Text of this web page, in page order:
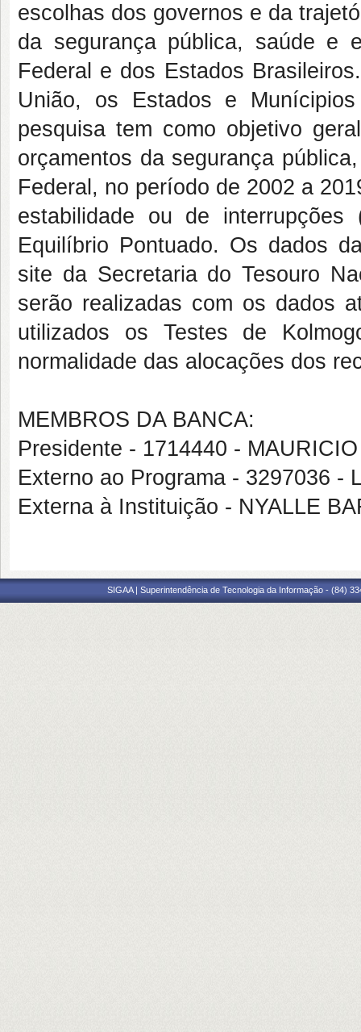
escolhas dos governos e da
da segurança pública, saúde e
Federal e dos Estados
União, os Estados e
pesquisa tem como objetivo
orçamentos da segurança
Federal, no período de 2002 a
estabilidade ou de
Equilíbrio Pontuado. Os dados
site da Secretaria do Tesouro
serão realizadas com os dados
utilizados os Testes de
normalidade das alocações dos
MEMBROS DA BANCA:
Presidente - 1714440 -
Externo ao Programa - 3297036 -
Externa à Instituição - NYALLE
SIGAA | Superintendência de Tecnologia da Informação - (84)